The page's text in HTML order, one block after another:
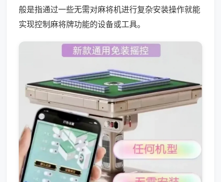
般是指通过一些无需对麻将机进行复杂安装操作就能
实现控制麻将牌功能的设备或工具。